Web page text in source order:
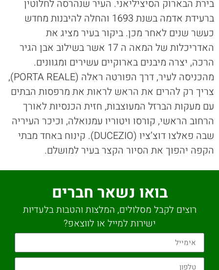
בירת הבארוק הסיציליאני. העיר שנהרסה לחלוטין
ברעידת אדמה בשנת 1693 והחלה להיבנות מחדש
כעשר שנים לאחר מכן. ביקור בעיר מציג את
האדריכלות של המאה ה 17 אשר בשילוב אבן הגיר
הרכה, יצרה מיבנים בארוקיים עשירים ומגוונים.
מהכניסה לעיר, דרך הפורטה ראלה (PORTA REALE),
צריך רק להרים את הראש לראות את מרפסות הבתים
עם מעקות הברזל המעוצבות, חזית הכנסיות לאורך
הרחוב הראשי, קורסו ויטוריו עמנואלה, וכיכר העיריה
שבה פאלצו דוצ’ציו (DUCEZIO). קינוח באחד מבתי
הקפה יהפוך את הסיור הקצר בעיר למושלם.
בואו נשאר חברים
רוצים לקבל מסלולים, המלצות והטבות בלעדיות
ישירות למייל או לווצאפ?